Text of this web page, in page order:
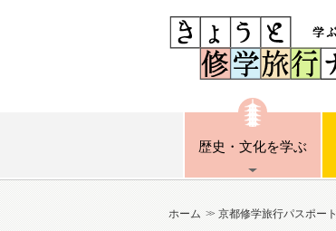
歴史・文化を学ぶ
ホーム 京都修学旅行パスポート